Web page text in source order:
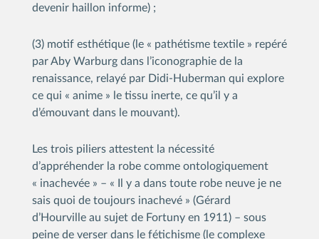
devenir haillon informe) ;
(3) motif esthétique (le « pathétisme textile » repéré
par Aby Warburg dans l’iconographie de la
renaissance, relayé par Didi-Huberman qui explore
ce qui « anime » le tissu inerte, ce qu’il y a
d’émouvant dans le mouvant).
Les trois piliers attestent la nécessité
d’appréhender la robe comme ontologiquement
« inachevée » – « Il y a dans toute robe neuve je ne
sais quoi de toujours inachevé » (Gérard
d’Hourville au sujet de Fortuny en 1911) – sous
peine de verser dans le fétichisme (le complexe